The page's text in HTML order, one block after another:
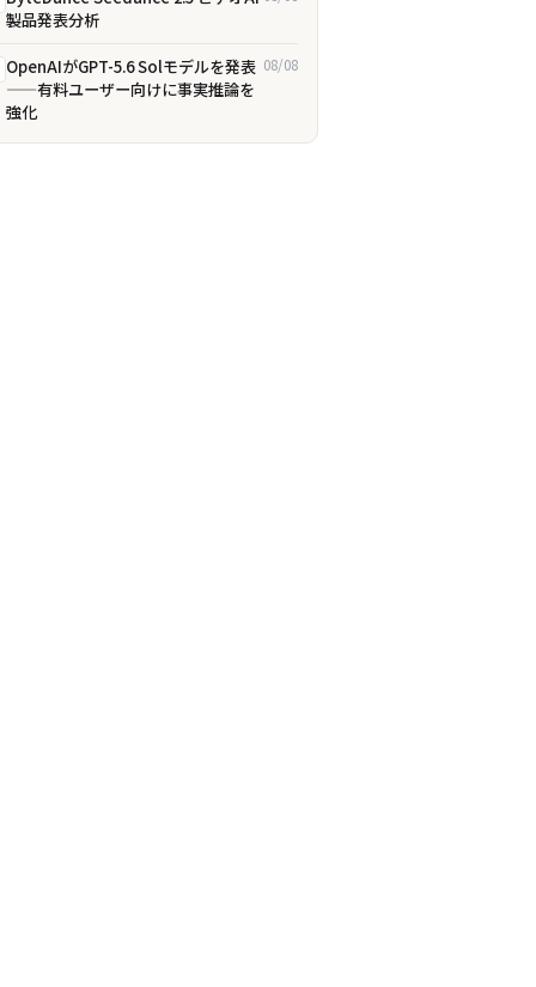
製品発表分析
OpenAIがGPT-5.6 Solモデルを発表
——有料ユーザー向けに事実推論を
強化
08/08